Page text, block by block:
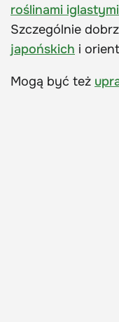
roślinami iglastymi
Szczególnie
japońskich i
Mogą być też